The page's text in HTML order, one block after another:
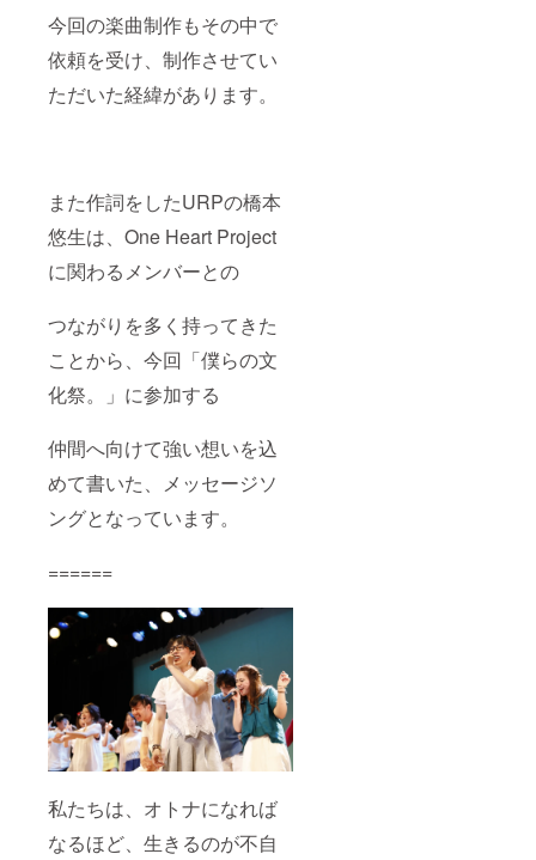
今回の楽曲制作もその中で
依頼を受け、制作させてい
ただいた経緯があります。
また作詞をしたURPの橋本
悠生は、One Heart Project
に関わるメンバーとの
つながりを多く持ってきた
ことから、今回「僕らの文
化祭。」に参加する
仲間へ向けて強い想いを込
めて書いた、メッセージソ
ングとなっています。
======
私たちは、オトナになれば
なるほど、生きるのが不自